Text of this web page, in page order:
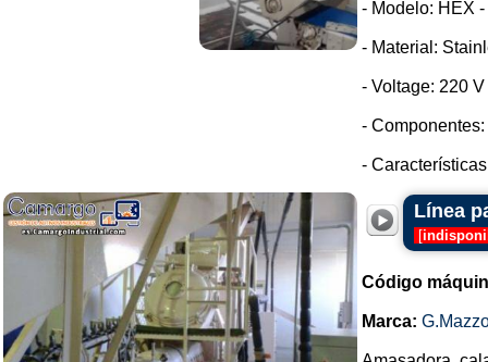
- Modelo: HEX
- Material:
- Voltage: 220
-
-
Línea
[
Código
Marca: